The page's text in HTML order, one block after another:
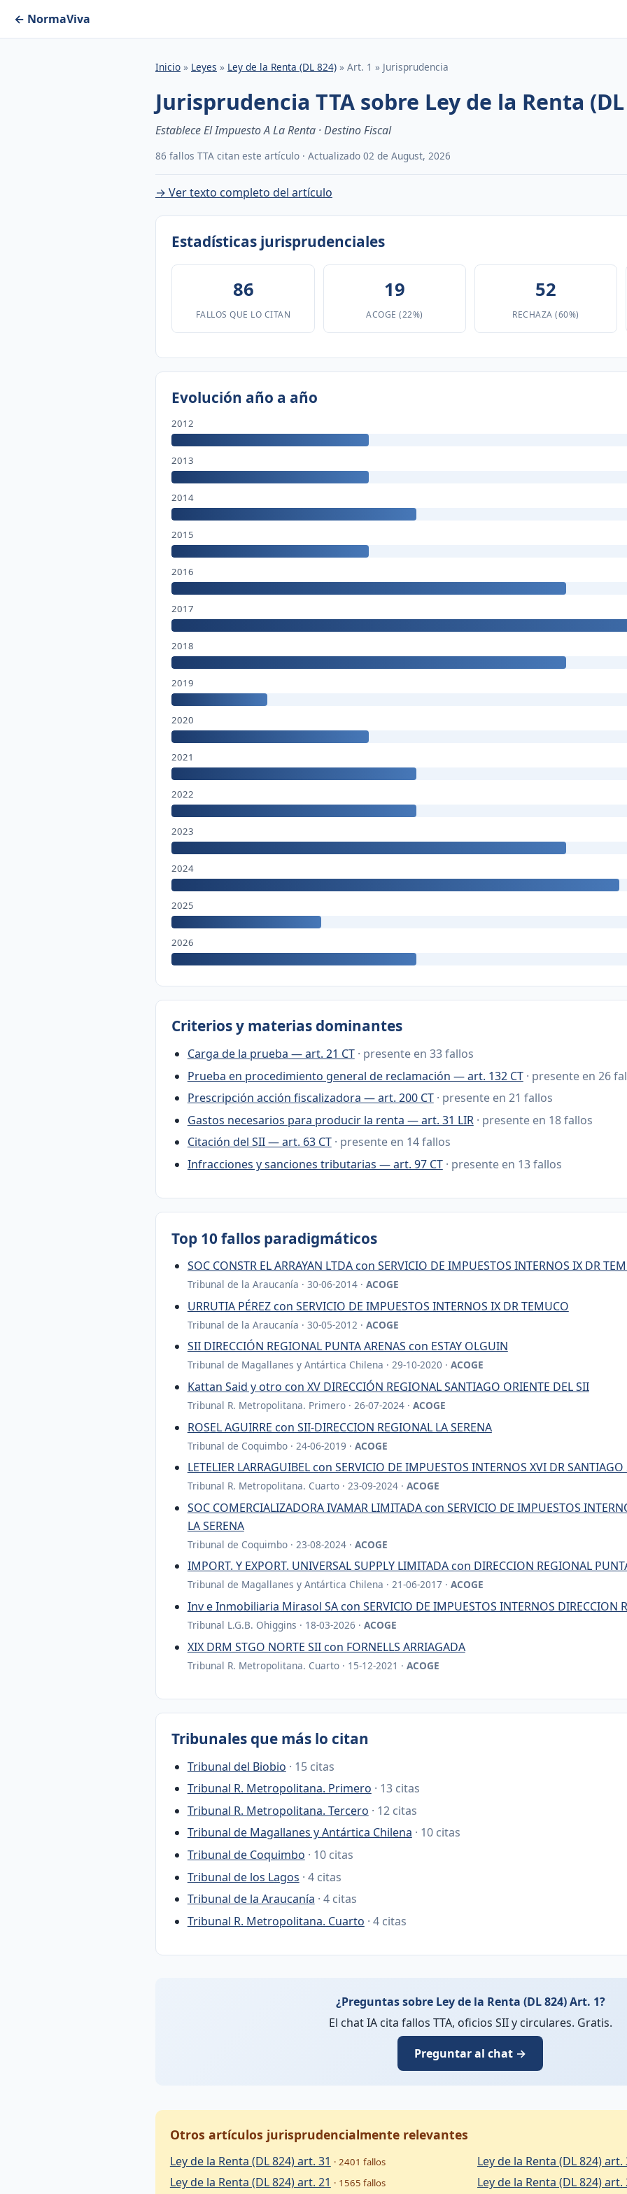
← NormaViva
Inicio » Leyes » Ley de la Renta (DL 824) » Art. 1 » Jurisprudencia
Jurisprudencia TTA sobre Ley de la Renta
Establece El Impuesto A La Renta · Destino Fiscal
86 fallos TTA citan este artículo · Actualizado 02 de August, 2026
→ Ver texto completo del artículo
Estadísticas jurisprudenciales
86
FALLOS QUE LO CITAN
19
ACOGE (22%)
52
RECHAZA (60%)
Evolución año a año
2012
2013
2014
2015
2016
2017
2018
2019
2020
2021
2022
2023
2024
2025
2026
Criterios y materias dominantes
Carga de la prueba — art. 21 CT · presente en 33 fallos
Prueba en procedimiento general de reclamación — art. 132 CT · presente en 26
Prescripción acción fiscalizadora — art. 200 CT · presente en 21 fallos
Gastos necesarios para producir la renta — art. 31 LIR · presente en 18 fallos
Citación del SII — art. 63 CT · presente en 14 fallos
Infracciones y sanciones tributarias — art. 97 CT · presente en 13 fallos
Top 10 fallos paradigmáticos
SOC CONSTR EL ARRAYAN LTDA con SERVICIO DE IMPUESTOS INTERNOS IX DR
Tribunal de la Araucanía · 30-06-2014 · ACOGE
URRUTIA PÉREZ con SERVICIO DE IMPUESTOS INTERNOS IX DR TEMUCO
Tribunal de la Araucanía · 30-05-2012 · ACOGE
SII DIRECCIÓN REGIONAL PUNTA ARENAS con ESTAY OLGUIN
Tribunal de Magallanes y Antártica Chilena · 29-10-2020 · ACOGE
Kattan Said y otro con XV DIRECCIÓN REGIONAL SANTIAGO ORIENTE DEL SII
Tribunal R. Metropolitana. Primero · 26-07-2024 · ACOGE
ROSEL AGUIRRE con SII-DIRECCION REGIONAL LA SERENA
Tribunal de Coquimbo · 24-06-2019 · ACOGE
LETELIER LARRAGUIBEL con SERVICIO DE IMPUESTOS INTERNOS XVI DR SANTIAGO
Tribunal R. Metropolitana. Cuarto · 23-09-2024 · ACOGE
SOC COMERCIALIZADORA IVAMAR LIMITADA con SERVICIO DE IMPUESTOS
LA SERENA
Tribunal de Coquimbo · 23-08-2024 · ACOGE
IMPORT. Y EXPORT. UNIVERSAL SUPPLY LIMITADA con DIRECCION REGIONAL
Tribunal de Magallanes y Antártica Chilena · 21-06-2017 · ACOGE
Inv e Inmobiliaria Mirasol SA con SERVICIO DE IMPUESTOS INTERNOS DIRECCION
Tribunal L.G.B. Ohiggins · 18-03-2026 · ACOGE
XIX DRM STGO NORTE SII con FORNELLS ARRIAGADA
Tribunal R. Metropolitana. Cuarto · 15-12-2021 · ACOGE
Tribunales que más lo citan
Tribunal del Biobio · 15 citas
Tribunal R. Metropolitana. Primero · 13 citas
Tribunal R. Metropolitana. Tercero · 12 citas
Tribunal de Magallanes y Antártica Chilena · 10 citas
Tribunal de Coquimbo · 10 citas
Tribunal de los Lagos · 4 citas
Tribunal de la Araucanía · 4 citas
Tribunal R. Metropolitana. Cuarto · 4 citas
¿Preguntas sobre Ley de la Renta (DL 824) Art. 1?
El chat IA cita fallos TTA, oficios SII y circulares. Gratis.
Preguntar al chat →
Otros artículos jurisprudencialmente relevantes
Ley de la Renta (DL 824) art. 31 · 2401 fallos
Ley de la Renta (DL 824) art. 21 · 1565 fallos
Ley de la Renta (DL 824) art.
Ley de la Renta (DL 824) art.